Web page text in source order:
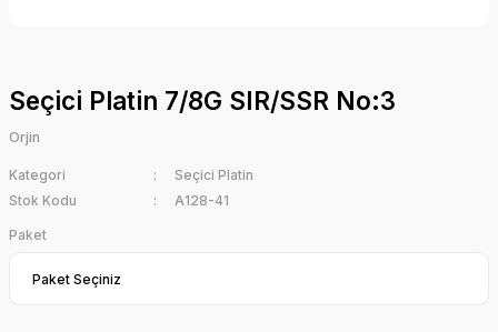
Seçici Platin 7/8G SIR/SSR No:3
Orjin
Kategori
Seçici Platin
Stok Kodu
A128-41
Paket